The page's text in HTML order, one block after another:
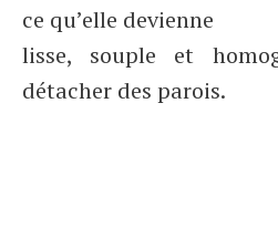
ce qu’elle devienne
lisse, souple et
détacher des parois.